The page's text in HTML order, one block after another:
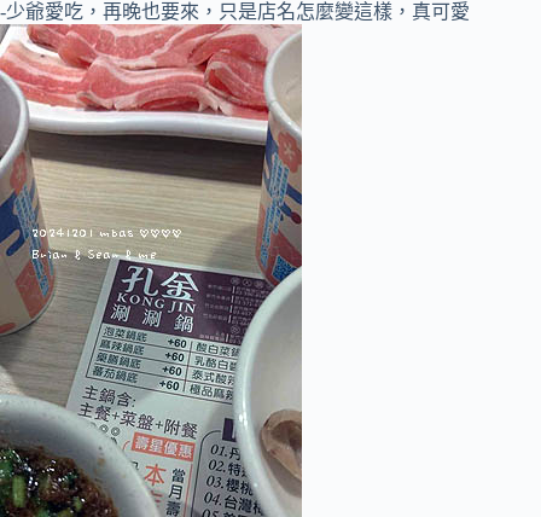
-少爺愛吃，再晚也要來，只是店名怎麼變這樣，真可愛